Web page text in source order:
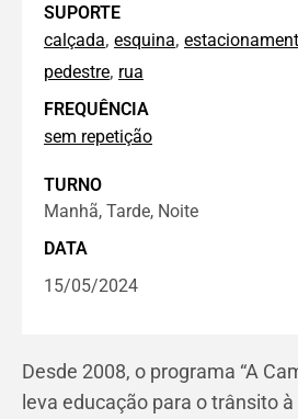
Desde 2008, o programa “A
leva educação para o trânsito
SUPORTE
calçada, esquina,
pedestre, rua
FREQUÊNCIA
sem repetição
TURNO
Manhã, Tarde, Noite
DATA
15/05/2024